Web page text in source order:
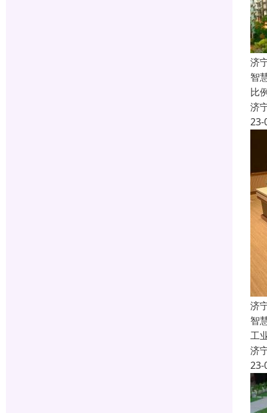
济
智
比
济
23-
济
智
工
济
23-